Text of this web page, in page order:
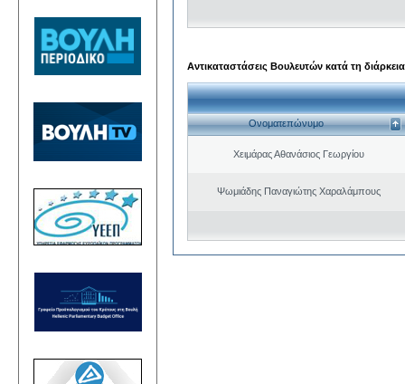
Αντικαταστάσεις Βουλευτών κατά τη
Ονοματεπώνυμο
Χειμάρας Αθανάσιος Γεωργίου
Ψωμιάδης Παναγιώτης Χαραλάμπους